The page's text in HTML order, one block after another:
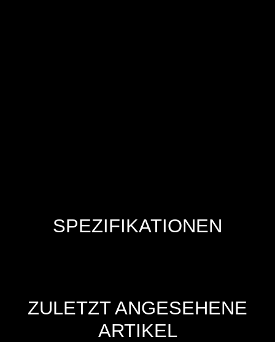
SPEZIFIKATIONEN
ZULETZT ANGESEHENE
ARTIKEL